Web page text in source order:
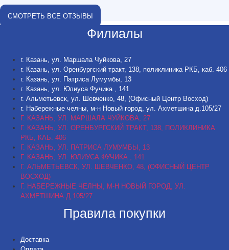
СМОТРЕТЬ ВСЕ ОТЗЫВЫ
Филиалы
г. Казань, ул. Маршала Чуйкова, 27
г. Казань, ул. Оренбургский тракт, 138, поликлиника РКБ, каб. 406
г. Казань, ул. Патриса Лумумбы, 13
г. Казань, ул. Юлиуса Фучика , 141
г. Альметьевск, ул. Шевченко, 48, (Офисный Центр Восход)
г. Набережные челны, м-н Новый город, ул. Ахметшина д.105/27
Г. КАЗАНЬ, УЛ. МАРШАЛА ЧУЙКОВА, 27
Г. КАЗАНЬ, УЛ. ОРЕНБУРГСКИЙ ТРАКТ, 138, ПОЛИКЛИНИКА
РКБ, КАБ. 406
Г. КАЗАНЬ, УЛ. ПАТРИСА ЛУМУМБЫ, 13
Г. КАЗАНЬ, УЛ. ЮЛИУСА ФУЧИКА , 141
Г. АЛЬМЕТЬЕВСК, УЛ. ШЕВЧЕНКО, 48, (ОФИСНЫЙ ЦЕНТР
ВОСХОД)
Г. НАБЕРЕЖНЫЕ ЧЕЛНЫ, М-Н НОВЫЙ ГОРОД, УЛ.
АХМЕТШИНА Д.105/27
Правила покупки
Доставка